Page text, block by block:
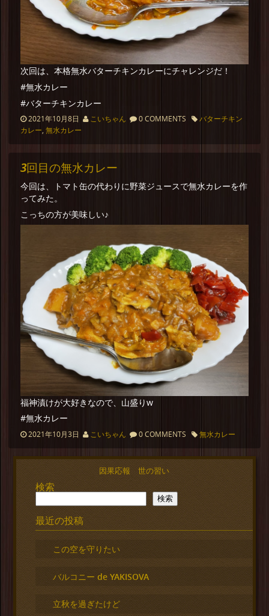
次回は、本格無水バターチキンカレーにチャレンジだ！
#無水カレー
#バターチキンカレー
2021年10月8日 こいちゃん 0 COMMENTS
バターチキン
カレー, 無水カレー
3回目の無水カレー
今回は、トマト缶の代わりに野菜ジュースで無水カレーを作
ってみた。
こっちの方が美味しい♪
福神漬けが大好きなので、山盛りw
#無水カレー
2021年10月3日 こいちゃん 0 COMMENTS 無水カレー
因果応報 世の習い
検索
検索
最近の投稿
この空を守りたい
バルコニー de YAKISOVA
立秋を過ぎたけど